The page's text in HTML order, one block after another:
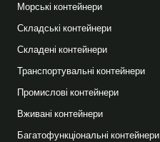
Морські контейнери
Складські контейнери
Складені контейнери
Транспортувальні контейнери
Промислові контейнери
Вживані контейнери
Багатофункціональні контейнери